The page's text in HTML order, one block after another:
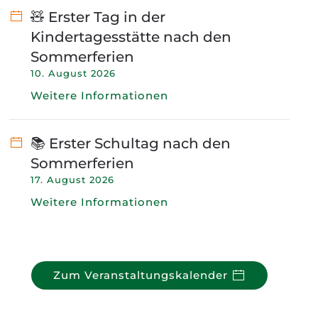
🧸 Erster Tag in der
Kindertagesstätte nach den
Sommerferien
10. August 2026
Weitere Informationen
📚 Erster Schultag nach den
Sommerferien
17. August 2026
Weitere Informationen
Zum Veranstaltungskalender